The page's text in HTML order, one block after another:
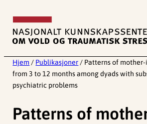
innhold
Hjem / Publikasjoner / Patterns of
from 3 to 12 months among dyads with
psychiatric problems
Patterns of